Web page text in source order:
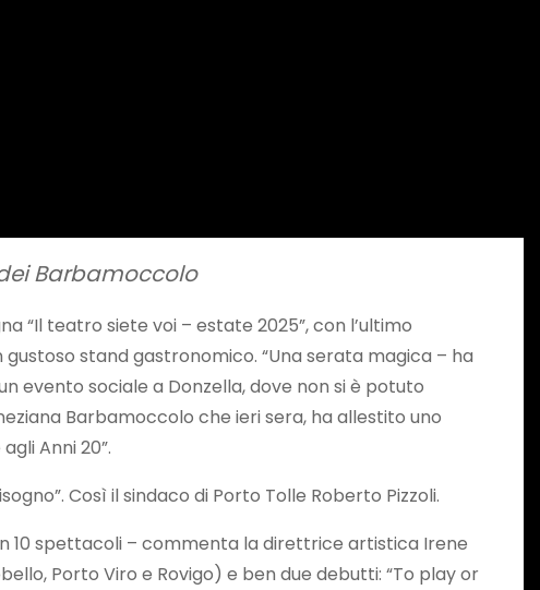
Barbamoccolo
“Il teatro siete voi – estate 2025”, con l’ultimo
stand gastronomico. “Una serata magica – ha
evento sociale a Donzella, dove non si è potuto
Barbamoccolo che ieri sera, ha allestito uno
Anni 20”.
Così il sindaco di Porto Tolle Roberto Pizzoli.
10 spettacoli – commenta la direttrice artistica Irene
Porto Viro e Rovigo) e ben due debutti: “To play or